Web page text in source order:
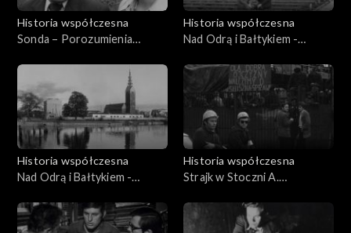
Historia współczesna
Sonda – Porozumienia
Historia współczesna
Nad Odrą i Bałtykiem -
Historia współczesna
Nad Odrą i Bałtykiem -
Historia współczesna
Strajk w Stoczni A.